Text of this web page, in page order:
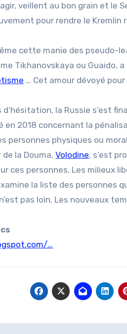
veillent au bon grain et le
pour rendre le Kremlin
cette manie des pseudo-
Tikhanovskaya ou Guaido,
… Cet amour dévoyé
la Russie s’est
en 2018 concernant la
personnes physiques ou
la Douma, Volodine, s’est
ces personnes. Les milieux
la liste des
pas loin. Les nouveaux
…